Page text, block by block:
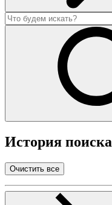
История поиска
Очистить все